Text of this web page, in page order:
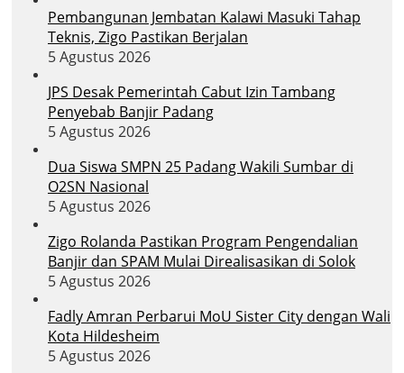
Pembangunan Jembatan Kalawi Masuki Tahap
Teknis, Zigo Pastikan Berjalan
5 Agustus 2026
JPS Desak Pemerintah Cabut Izin Tambang
Penyebab Banjir Padang
5 Agustus 2026
Dua Siswa SMPN 25 Padang Wakili Sumbar di
O2SN Nasional
5 Agustus 2026
Zigo Rolanda Pastikan Program Pengendalian
Banjir dan SPAM Mulai Direalisasikan di Solok
5 Agustus 2026
Fadly Amran Perbarui MoU Sister City dengan Wali
Kota Hildesheim
5 Agustus 2026